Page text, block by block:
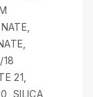
18
21,
SILICA,